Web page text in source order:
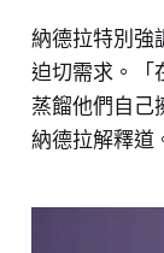
納德拉特別強
迫切需求。「
蒸餾他們自己
納德拉解釋道